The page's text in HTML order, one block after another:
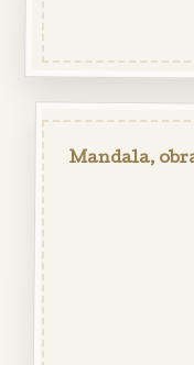
Mandala,